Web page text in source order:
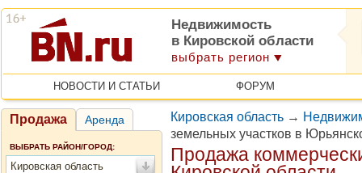
Недвижимость
в Кировской области
выбрать регион
НОВОСТИ И СТАТЬИ ФОРУМ
Продажа Аренда
ВЫБРАТЬ РАЙОН/ГОРОД:
Кировская область
Кировская область →
земельных участков в
Продажа